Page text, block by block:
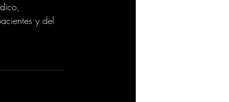
y del